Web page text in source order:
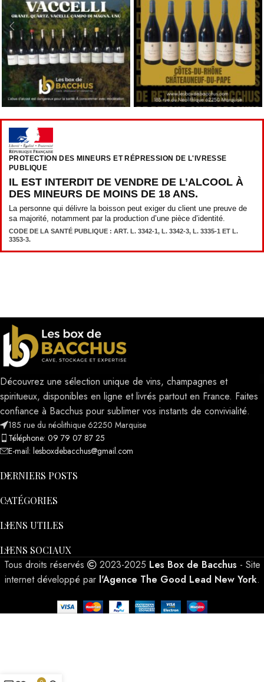
PROTECTION DES MINEURS ET RÉPRESSION DE L'IVRESSE
PUBLIQUE
IL EST INTERDIT DE VENDRE DE L’ALCOOL À
DES MINEURS DE MOINS DE 18 ANS.
La personne qui délivre la boisson peut exiger du client une preuve de
sa majorité, notamment par la production d’une pièce d’identité.
CODE DE LA SANTÉ PUBLIQUE : ART. L. 3342-1, L. 3342-3, L. 3335-1 ET L.
3353-3.
Découvrez une sélection unique de vins, champagnes et
spiritueux, disponibles en ligne et livrés partout en France. Faites
confiance à Bacchus pour sublimer vos instants de convivialité.
185 rue du néolithique 62250 Marquise
Téléphone: 09 79 07 87 25
E-mail: lesboxdebacchus@gmail.com
DERNIERS POSTS
CATÉGORIES
LIENS UTILES
LIENS SOCIAUX
Tous droits réservés 2023-2025 Les Box de Bacchus - Site
internet développé par l'Agence The Good Lead New York.